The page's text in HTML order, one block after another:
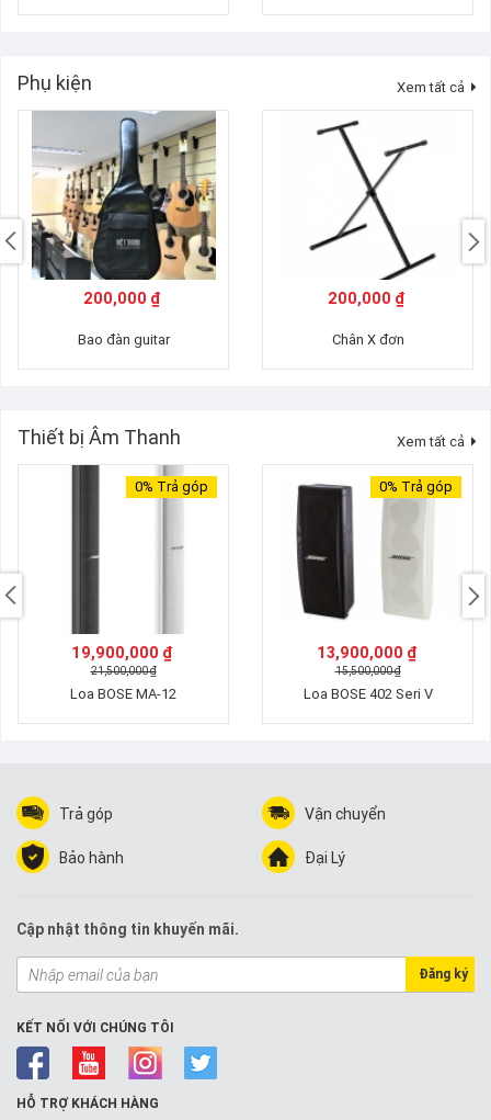
Phụ kiện Xem tất cả
200,000 ₫
Bao đàn guitar
200,000 ₫
Chân X đơn
Thiết bị Âm Thanh Xem tất cả
0% Trả góp
19,900,000 ₫
21,500,000 ₫
Loa BOSE MA-12
0% Trả góp
13,900,000 ₫
15,500,000 ₫
Loa BOSE 402 Seri V
Trả góp Vận chuyển
Bảo hành Đại Lý
Cập nhật thông tin khuyến mãi.
Đăng ký
KẾT NỐI VỚI CHÚNG TÔI
HỖ TRỢ KHÁCH HÀNG